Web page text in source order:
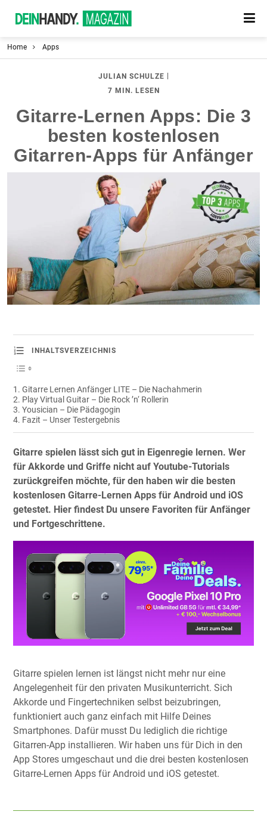
Home Apps
JULIAN SCHULZE
7 MIN. LESEN
Gitarre-Lernen Apps: Die 3
besten kostenlosen
Gitarren-Apps für Anfänger
INHALTSVERZEICHNIS
Gitarre Lernen Anfänger LITE – Die Nachahmerin
Play Virtual Guitar – Die Rock ’n‘ Rollerin
Yousician – Die Pädagogin
Fazit – Unser Testergebnis
Gitarre spielen lässt sich gut in Eigenregie lernen. Wer
für Akkorde und Griffe nicht auf Youtube-Tutorials
zurückgreifen möchte, für den haben wir die besten
kostenlosen Gitarre-Lernen Apps für Android und iOS
getestet. Hier findest Du unsere Favoriten für Anfänger
und Fortgeschrittene.
Gitarre spielen lernen ist längst nicht mehr nur eine
Angelegenheit für den privaten Musikunterricht. Sich
Akkorde und Fingertechniken selbst beizubringen,
funktioniert auch ganz einfach mit Hilfe Deines
Smartphones. Dafür musst Du lediglich die richtige
Gitarren-App installieren. Wir haben uns für Dich in den
App Stores umgeschaut und die drei besten kostenlosen
Gitarre-Lernen Apps für Android und iOS getestet.